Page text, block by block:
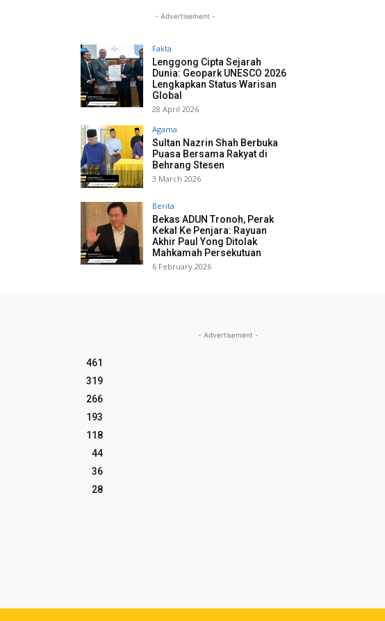
- Advertisement -
Fakta
Lenggong Cipta Sejarah
Dunia: Geopark UNESCO 2026
Lengkapkan Status Warisan
Global
28 April 2026
Agama
Sultan Nazrin Shah Berbuka
Puasa Bersama Rakyat di
Behrang Stesen
3 March 2026
Berita
Bekas ADUN Tronoh, Perak
Kekal Ke Penjara: Rayuan
Akhir Paul Yong Ditolak
Mahkamah Persekutuan
6 February 2026
461
319
266
193
118
44
36
28
- Advertisement -